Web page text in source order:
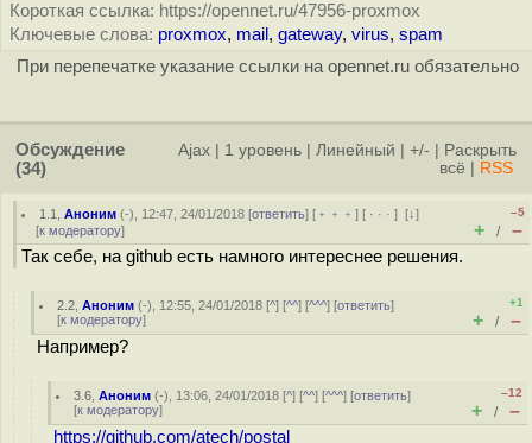
Короткая ссылка: https://opennet.ru/47956-proxmox
Ключевые слова: proxmox, mail , gateway, virus, spam
При перепечатке указание ссылки на opennet.ru обязательно
Обсуждение
(34)
Ajax 1 уровень Линейный +/-
Раскрыть
всё
RSS
1.1 ,Аноним (-), 12:47, 24/01/2018 [ответить] [ ﹢﹢﹢] [ · · ·][↓]
[к модератору]
–5
+ / –
Так себе, на github есть намного интереснее решения.
2.2 ,Аноним (-), 12:55, 24/01/2018 [^] [^^] [^^^] [ответить]
[к модератору]
+1
+ / –
Например?
3.6 ,Аноним (-), 13:06, 24/01/2018 [^] [^^] [^^^] [ответить]
[к модератору]
–12
+ / –
https://github.com/atech/postal